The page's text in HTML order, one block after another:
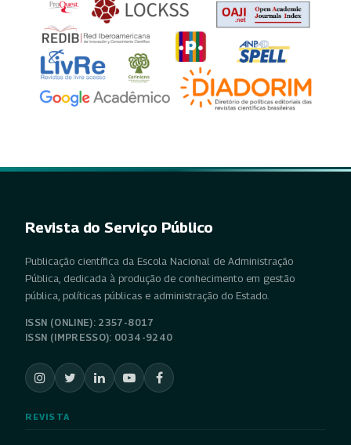
Revista do Serviço Público
Publicação científica da Escola Nacional de Administração
Pública, dedicada à produção de conhecimento em gestão
pública, políticas públicas e administração do Estado.
ISSN (ONLINE): 2357-8017
ISSN (IMPRESSO): 0034-9240
REVISTA